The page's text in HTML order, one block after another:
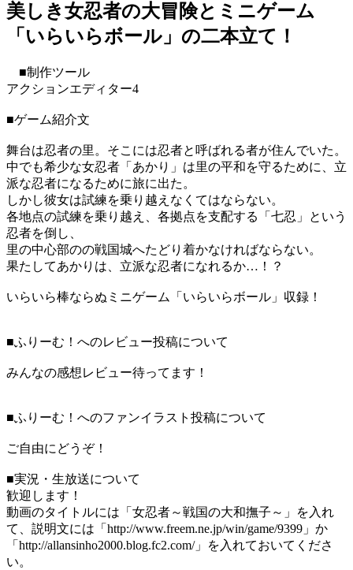
美しき女忍者の大冒険とミニゲーム
「いらいらボール」の二本立て！
■制作ツール
アクションエディター4
■ゲーム紹介文
舞台は忍者の里。そこには忍者と呼ばれる者が住んでいた。
中でも希少な女忍者「あかり」は里の平和を守るために、立
派な忍者になるために旅に出た。
しかし彼女は試練を乗り越えなくてはならない。
各地点の試練を乗り越え、各拠点を支配する「七忍」という
忍者を倒し、
里の中心部のの戦国城へたどり着かなければならない。
果たしてあかりは、立派な忍者になれるか…！？
いらいら棒ならぬミニゲーム「いらいらボール」収録！
■ふりーむ！へのレビュー投稿について
みんなの感想レビュー待ってます！
■ふりーむ！へのファンイラスト投稿について
ご自由にどうぞ！
■実況・生放送について
歓迎します！
動画のタイトルには「女忍者～戦国の大和撫子～」を入れ
て、説明文には「http://www.freem.ne.jp/win/game/9399」か
「http://allansinho2000.blog.fc2.com/」を入れておいてくださ
い。